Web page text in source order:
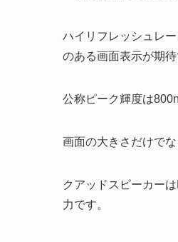
ハイリフレッシュレ
のある画面表示が期待
公称ピーク輝度は
画面の大きさだけで
クアッドスピーカー
力です。